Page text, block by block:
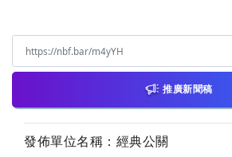
推廣新聞稿
發佈單位名稱：經典公關